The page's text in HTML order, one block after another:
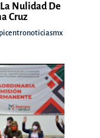
Nulidad De
Cruz